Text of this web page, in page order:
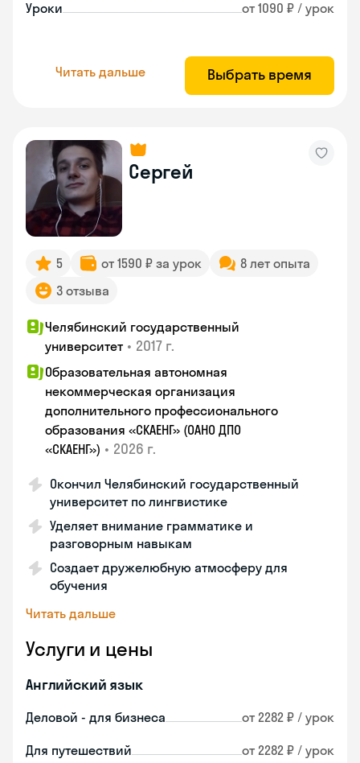
Уроки от 1090 ₽ / урок
Читать дальше Выбрать время
Сергей
5 от 1590 ₽ за урок
8 лет опыта
3 отзыва
Челябинский государственный
университет • 2017 г.
Образовательная автономная
некоммерческая организация
дополнительного профессионального
образования «СКАЕНГ» (ОАНО ДПО
«СКАЕНГ») • 2026 г.
Окончил Челябинский государственный
университет по лингвистике
Уделяет внимание грамматике и
разговорным навыкам
Создает дружелюбную атмосферу для
обучения
Читать дальше
Услуги и цены
Английский язык
Деловой - для бизнеса от 2282 ₽ / урок
Для путешествий от 2282 ₽ / урок